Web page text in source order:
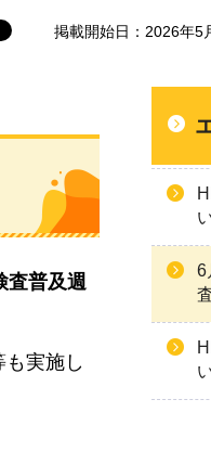
掲載開始日：2026年5
査普及週
実施し
6